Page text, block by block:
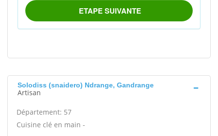
Solodiss (snaidero) Ndrange, Gandrange
Artisan
Département: 57
Cuisine clé en main -